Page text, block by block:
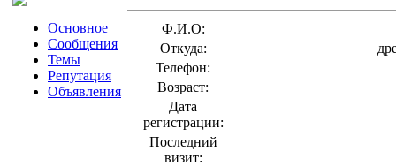
Основное
Сообщения
Темы
Репутация
Объявления
Ф.И.О:
Откуда:
Телефон:
Возраст:
Дата
регистрации:
Последний
визит: